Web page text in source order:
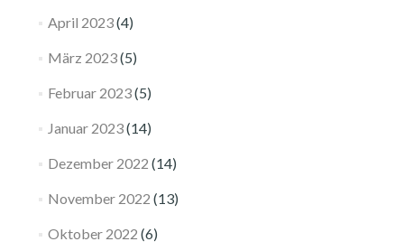
April 2023(4)
März 2023(5)
Februar 2023(5)
Januar 2023(14)
Dezember 2022 (14)
November 2022 (13)
Oktober 2022 (6)